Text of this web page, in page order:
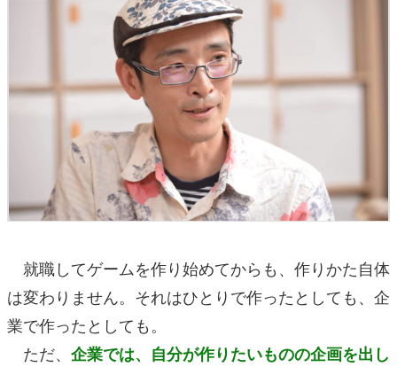
就職してゲームを作り始めてからも、作りかた自体
は変わりません。それはひとりで作ったとしても、企
業で作ったとしても。
ただ、 企業では、自分が作りたいものの企画を出し